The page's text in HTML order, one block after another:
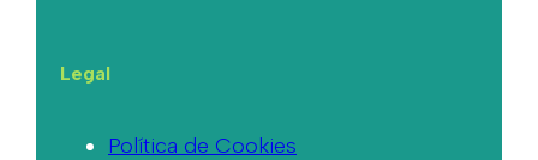
Legal
Política de Cookies